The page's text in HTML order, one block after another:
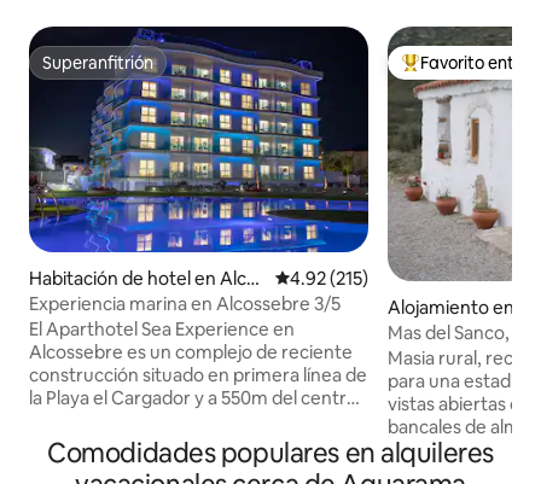
Superanfitrión
Superanfitrión
Habitación de hotel en Alcos
sebre
Calificación promedio: 4.92 de
4.92 (215)
Experiencia marina en Alcossebre 3/5
El Aparthotel Sea Experience en
Alcossebre es un complejo de reciente
construcción situado en primera línea de
la Playa el Cargador y a 550m del centro
posee 2 dormitorios con capacidad para
3/5 personas (sin vistas). Consulte los
Favorito entre
Favorito entre
Alojamiento en
ana
Mas del Sanco,
Masia rural,
para una estadía
vistas abiertas
bancales de
en la distancia. Es
familias jóvenes,
Comodidades populares en alquileres